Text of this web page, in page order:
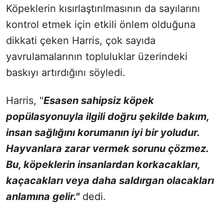
Köpeklerin kısırlaştırılmasının da sayılarını
kontrol etmek için etkili önlem olduğuna
dikkati çeken Harris, çok sayıda
yavrulamalarının topluluklar üzerindeki
baskıyı artırdığını söyledi.
Harris, "Esasen sahipsiz köpek
popülasyonuyla ilgili doğru şekilde bakım,
insan sağlığını korumanın iyi bir yoludur.
Hayvanlara zarar vermek sorunu çözmez.
Bu, köpeklerin insanlardan korkacakları,
kaçacakları veya daha saldırgan olacakları
anlamına gelir."dedi.